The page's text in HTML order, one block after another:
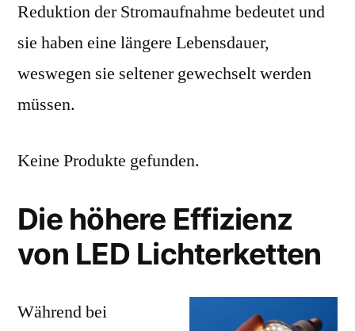
Reduktion der Stromaufnahme bedeutet und
sie haben eine längere Lebensdauer,
weswegen sie seltener gewechselt werden
müssen.
Keine Produkte gefunden.
Die höhere Effizienz
von LED Lichterketten
Während bei